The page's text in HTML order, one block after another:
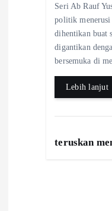
o
o
t
s
a
r
Seri Ab Rauf
politik menerusi
dihentikan buat
digantikan
bersemuka di
Lebih lanjut
teruskan